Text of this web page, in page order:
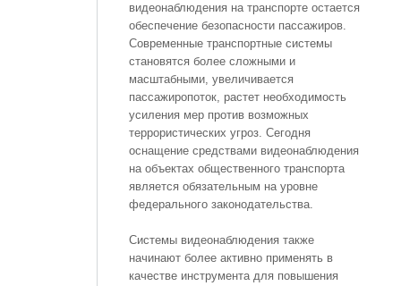
видеонаблюдения на транспорте остается
обеспечение безопасности пассажиров.
Современные транспортные системы
становятся более сложными и
масштабными, увеличивается
пассажиропоток, растет необходимость
усиления мер против возможных
террористических угроз. Сегодня
оснащение средствами видеонаблюдения
на объектах общественного транспорта
является обязательным на уровне
федерального законодательства.
Системы видеонаблюдения также
начинают более активно применять в
качестве инструмента для повышения